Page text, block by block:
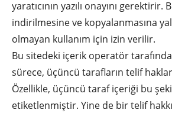
yaratıcının yazılı onayını gerektirir.
indirilmesine ve kopyalanmasına
olmayan kullanım için izin verilir.
Bu sitedeki içerik operatör
sürece, üçüncü tarafların telif
Özellikle, üçüncü taraf içeriği bu
etiketlenmiştir. Yine de bir telif